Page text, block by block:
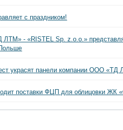
с праздником!
- «RISTEL Sp. z.o.o.»
украсят панели компании ООО «ТД
поставки ФЦП для облицовки ЖК